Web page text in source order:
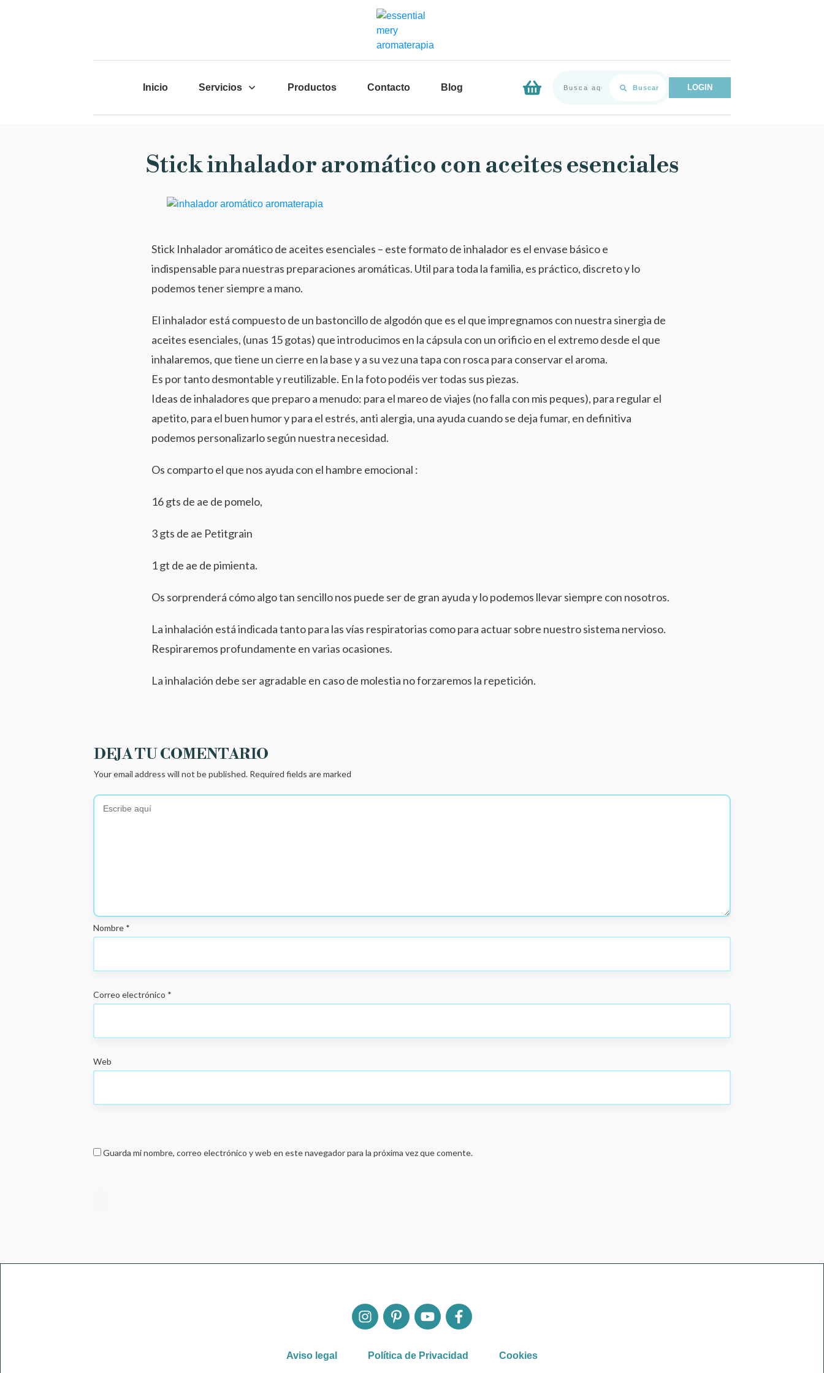
Inicio Servicios Productos Contacto Blog Buscar LOGIN
Stick inhalador aromático con aceites esenciales
Stick Inhalador aromático de aceites esenciales – este formato de inhalador es el envase básico e
indispensable para nuestras preparaciones aromáticas. Util para toda la familia, es práctico, discreto y lo
podemos tener siempre a mano.
El inhalador está compuesto de un bastoncillo de algodón que es el que impregnamos con nuestra sinergia de
aceites esenciales, (unas 15 gotas) que introducimos en la cápsula con un orificio en el extremo desde el que
inhalaremos, que tiene un cierre en la base y a su vez una tapa con rosca para conservar el aroma.
Es por tanto desmontable y reutilizable. En la foto podéis ver todas sus piezas.
Ideas de inhaladores que preparo a menudo: para el mareo de viajes (no falla con mis peques), para regular el
apetito, para el buen humor y para el estrés, anti alergia, una ayuda cuando se deja fumar, en definitiva
podemos personalizarlo según nuestra necesidad.
Os comparto el que nos ayuda con el hambre emocional :
16 gts de ae de pomelo,
3 gts de ae Petitgrain
1 gt de ae de pimienta.
Os sorprenderá cómo algo tan sencillo nos puede ser de gran ayuda y lo podemos llevar siempre con nosotros.
La inhalación está indicada tanto para las vías respiratorias como para actuar sobre nuestro sistema nervioso.
Respiraremos profundamente en varias ocasiones.
La inhalación debe ser agradable en caso de molestia no forzaremos la repetición.
DEJA TU COMENTARIO
Your email address will not be published. Required fields are marked
Nombre *
Correo electrónico *
Web
Guarda mi nombre, correo electrónico y web en este navegador para la próxima vez que comente.
Aviso legal Política de Privacidad Cookies